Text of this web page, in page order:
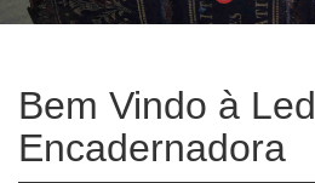
Bem Vindo à Led
Encadernadora